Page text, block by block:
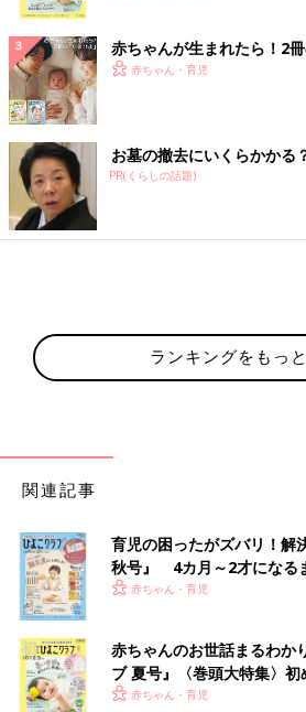
赤ちゃんが生まれたら！2冊
赤ちゃん・育児
お墓の撤去にいくらかかる
PR(くらしの話題)
ランキングをもっ
関連記事
育児の困ったがズバリ！解
秋号』 4カ月～2才になる
いっぱい！
赤ちゃん・育児
赤ちゃんのお世話まるわか
ブ 夏号』〈巻頭大特集〉
く！ おっぱい・ミルクの基
赤ちゃん・育児